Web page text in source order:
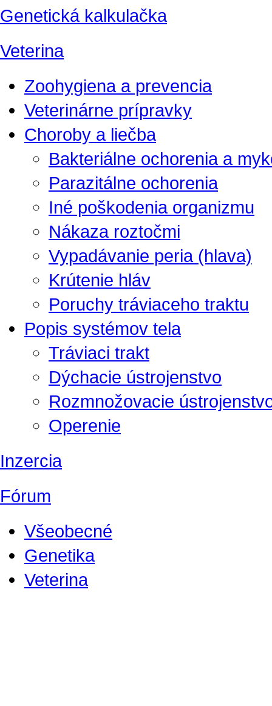
Genetická kalkulačka
Veterina
Zoohygiena a prevencia
Veterinárne prípravky
Choroby a liečba
Bakteriálne ochorenia a
Parazitálne ochorenia
Iné poškodenia organizmu
Nákaza roztočmi
Vypadávanie peria (hlava)
Krútenie hláv
Poruchy tráviaceho traktu
Popis systémov tela
Tráviaci trakt
Dýchacie ústrojenstvo
Rozmnožovacie
Operenie
Inzercia
Fórum
Všeobecné
Genetika
Veterina